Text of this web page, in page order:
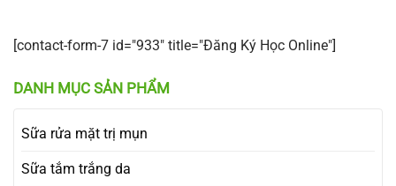
[contact-form-7 id="933" title="Đăng Ký Học Online"]
DANH MỤC SẢN PHẨM
Sữa rửa mặt trị mụn
Sữa tắm trắng da